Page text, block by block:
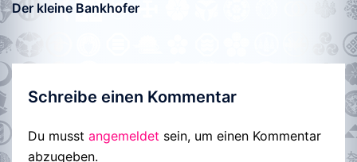
Der kleine Bankhofer
Schreibe einen Kommentar
Du musst angemeldet sein, um einen Kommentar
abzugeben.